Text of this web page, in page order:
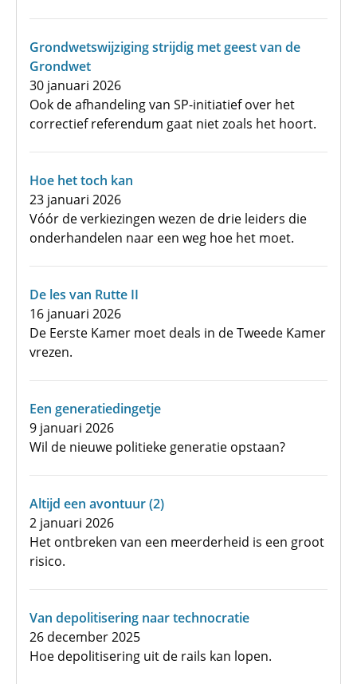
Grondwetswijziging strijdig met geest van de
Grondwet
30 januari 2026
Ook de afhandeling van SP-initiatief over het
correctief referendum gaat niet zoals het hoort.
Hoe het toch kan
23 januari 2026
Vóór de verkiezingen wezen de drie leiders die
onderhandelen naar een weg hoe het moet.
De les van Rutte II
16 januari 2026
De Eerste Kamer moet deals in de Tweede Kamer
vrezen.
Een generatiedingetje
9 januari 2026
Wil de nieuwe politieke generatie opstaan?
Altijd een avontuur (2)
2 januari 2026
Het ontbreken van een meerderheid is een groot
risico.
Van depolitisering naar technocratie
26 december 2025
Hoe depolitisering uit de rails kan lopen.